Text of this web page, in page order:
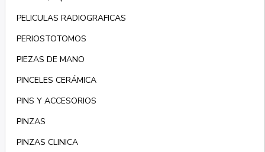
PELICULAS RADIOGRAFICAS
PERIOSTOTOMOS
PIEZAS DE MANO
PINCELES CERÁMICA
PINS Y ACCESORIOS
PINZAS
PINZAS CLINICA